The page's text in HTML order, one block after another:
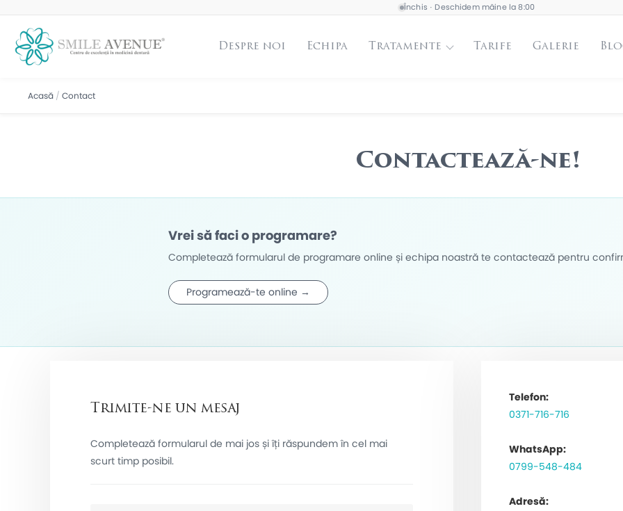
Închis · Deschidem mâine la 8:00
Despre noi Echipa Tratamente Tarife Galerie
Acasă / Contact
Contactează-ne!
Vrei să faci o programare?
Completează formularul de programare online și echipa noastră te contactează pentru
Programează-te online →
Trimite-ne un mesaj
Completează formularul de mai jos și îți răspundem în cel mai
scurt timp posibil.
Telefon:
0371-716-716
WhatsApp:
0799-548-484
Adresă: